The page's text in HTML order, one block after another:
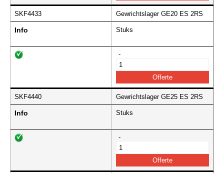
SKF4433 Gewrichtslager GE20 ES 2RS
Info Stuks
-
SKF4440 Gewrichtslager GE25 ES 2RS
Info Stuks
-